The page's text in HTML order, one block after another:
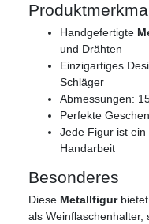
Handgefertigte
und Drähten
Einzigartiges
Schläger
Abmessungen:
Perfekte
Jede Figur ist
Handarbeit
Besonderes
Diese Metallfigurbietet
als